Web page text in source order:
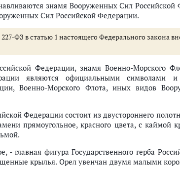
знамя Вооруженных Сил Российской
Сил Российской Федерации.
227-ФЗ в статью 1 настоящего Федерального закона
Федерации, знамя Военно-Морского
являются официальными символами
Военно-Морского Флота, иных видов
Федерации состоит из двустороннего
прямоугольное, красного цвета, с каймой
- главная фигура Государственного герба
крылья. Орел увенчан двумя малыми